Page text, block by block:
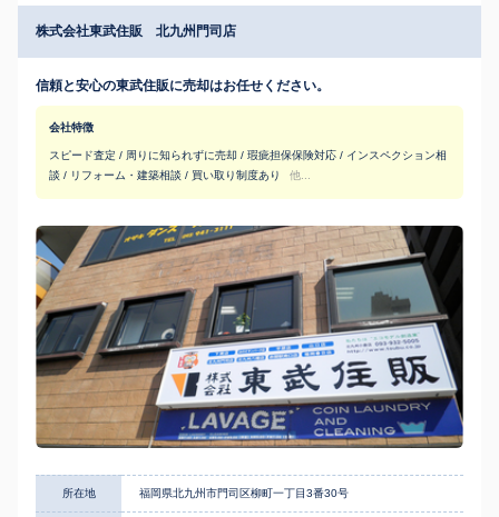
株式会社東武住販 北九州門司店
信頼と安心の東武住販に売却はお任せください。
会社特徴
スピード査定 / 周りに知られずに売却 / 瑕疵担保保険対応 / インスペクション相
談 / リフォーム・建築相談 / 買い取り制度あり
他...
所在地 福岡県北九州市門司区柳町一丁目3番30号